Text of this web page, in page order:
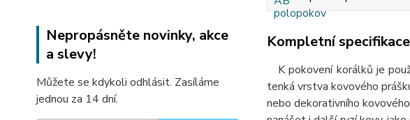
Nepropásněte novinky, akce
a slevy!
Můžete se kdykoli odhlásit. Zasíláme
jednou za 14 dní.
Kompletní specifikace
K pokovení korálků je
tenká vrstva kovového
nebo dekorativního